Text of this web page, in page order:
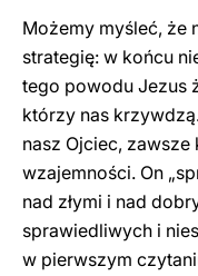
Możemy myśleć, że
strategię: w końcu
tego powodu Jezus
którzy nas
nasz Ojciec,
wzajemności. On
nad złymi i nad
sprawiedliwych i
w pierwszym